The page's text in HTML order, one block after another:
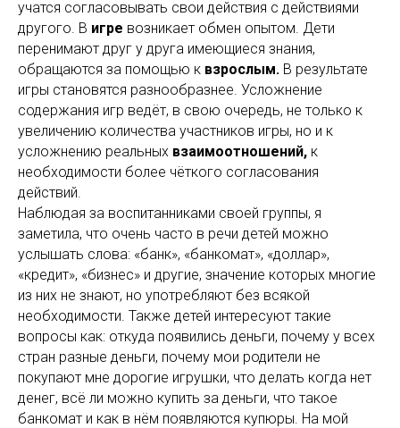
учатся согласовывать свои действия с действиями
другого. В игре возникает обмен опытом. Дети
перенимают друг у друга имеющиеся знания,
обращаются за помощью к взрослым. В результате
игры становятся разнообразнее. Усложнение
содержания игр ведёт, в свою очередь, не только к
увеличению количества участников игры, но и к
усложнению реальных взаимоотношений, к
необходимости более чёткого согласования
действий.
Наблюдая за воспитанниками своей группы, я
заметила, что очень часто в речи детей можно
услышать слова: «банк», «банкомат», «доллар»,
«кредит», «бизнес» и другие, значение которых многие
из них не знают, но употребляют без всякой
необходимости. Также детей интересуют такие
вопросы как: откуда появились деньги, почему у всех
стран разные деньги, почему мои родители не
покупают мне дорогие игрушки, что делать когда нет
денег, всё ли можно купить за деньги, что такое
банкомат и как в нём появляются купюры. На мой